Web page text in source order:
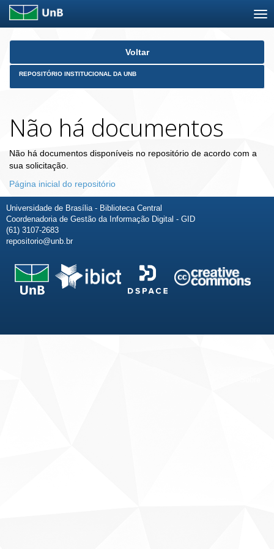
Skip
Voltar
REPOSITÓRIO INSTITUCIONAL DA UNB
Não há documentos
Não há documentos disponíveis no repositório de acordo com a
sua solicitação.
Página inicial do repositório
Universidade de Brasília - Biblioteca Central
Coordenadoria de Gestão da Informação Digital - GID
(61) 3107-2683
repositorio@unb.br